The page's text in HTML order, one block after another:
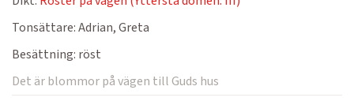
Tonsättare:Adrian, Greta
Besättning: röst
Det är blommor på vägen till Guds hus